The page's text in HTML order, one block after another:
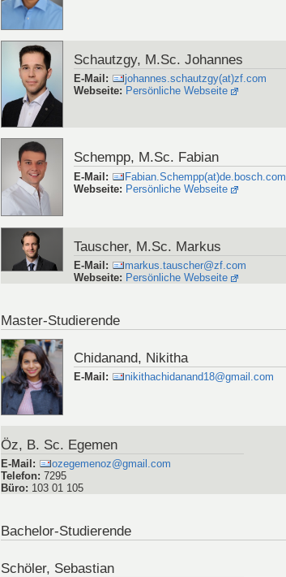
Schautzgy, M.Sc. Johannes
E-Mail :
johannes.schautzgy(at)zf.com
Webseite: Persönliche Webseite
Schempp, M.Sc. Fabian
E-Mail:
Fabian.Schempp(at)de.bosch.com
Webseite: Persönliche Webseite
Tauscher, M.Sc. Markus
E-Mail :
markus.tauscher@zf.com
Webseite: Persönliche Webseite
Master-Studierende
Chidanand, Nikitha
E-Mail : nikithachidanand18@gmail.com
Öz, B. Sc. Egemen
E-Mail :
ozegemenoz@gmail.com
Telefon: 7295
Büro: 103 01 105
Bachelor-Studierende
Schöler, Sebastian